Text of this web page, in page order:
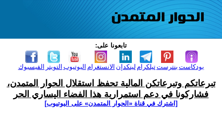
تابعونا على:
الفيسبوك التويتر اليوتيوب الانستغرام لينكدإن تيلكرامبنترست بودكاست
تبرعاتكم وتبرعاتكن المالية تحفظ استقلال الحوار المتمدن،
فشاركونا في دعم استمرارية هذا الفضاء اليساري الحر
[اشترك في قناة ‫«الحوار المتمدن» على اليوتيوب]